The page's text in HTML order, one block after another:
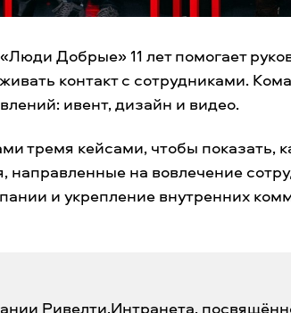
Добрые» 11 лет помогает
контакт с сотрудниками.
ивент, дизайн и видео.
тремя кейсами, чтобы показать,
направленные на вовлечение
и укрепление внутренних
Ривелти.Интранета,